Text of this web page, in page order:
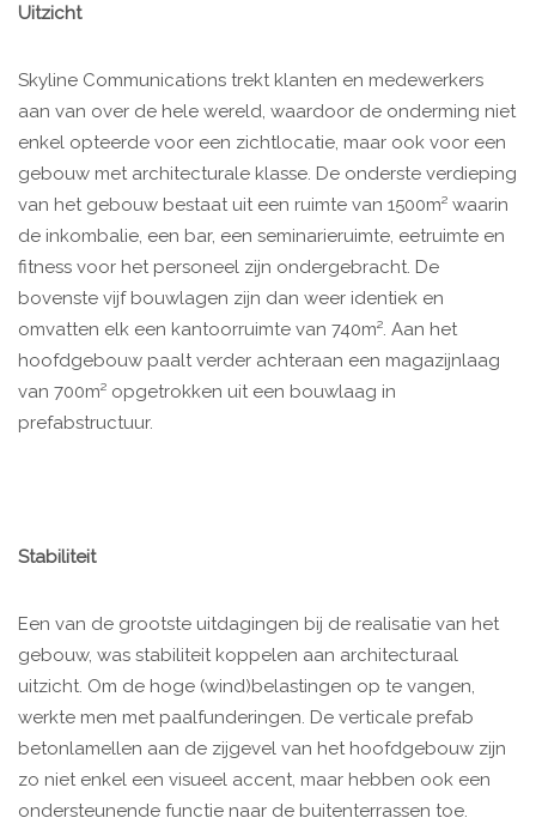
Uitzicht
Skyline Communications trekt klanten en medewerkers
aan van over de hele wereld, waardoor de onderming niet
enkel opteerde voor een zichtlocatie, maar ook voor een
gebouw met architecturale klasse. De onderste verdieping
van het gebouw bestaat uit een ruimte van 1500m² waarin
de inkombalie, een bar, een seminarieruimte, eetruimte en
fitness voor het personeel zijn ondergebracht. De
bovenste vijf bouwlagen zijn dan weer identiek en
omvatten elk een kantoorruimte van 740m². Aan het
hoofdgebouw paalt verder achteraan een magazijnlaag
van 700m² opgetrokken uit een bouwlaag in
prefabstructuur.
Stabiliteit
Een van de grootste uitdagingen bij de realisatie van het
gebouw, was stabiliteit koppelen aan architecturaal
uitzicht. Om de hoge (wind)belastingen op te vangen,
werkte men met paalfunderingen. De verticale prefab
betonlamellen aan de zijgevel van het hoofdgebouw zijn
zo niet enkel een visueel accent, maar hebben ook een
ondersteunende functie naar de buitenterrassen toe.